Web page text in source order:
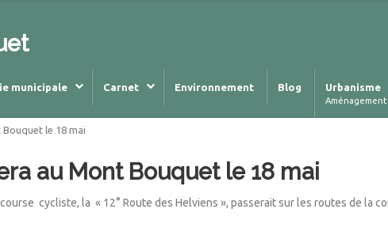
municipale Carnet Environnement Blog Urbanisme
Aménagement
le 18 mai
au Mont Bouquet le 18 mai
cycliste, la « 12° Route des Helviens », passerait sur les routes de la